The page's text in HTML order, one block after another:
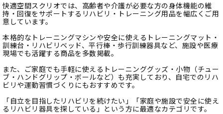
快適空間スクリオでは、高齢者や介護が必要な方の身体機能の維
持・回復をサポートするリハビリ・トレーニング用品を幅広くご用
意しています。
本格的なトレーニングマシンや安全に使えるトレーニングマット・
訓練台・リハビリベッド、平行棒・歩行訓練器具など、施設や医療
現場でも活躍する商品を多数掲載。
また、ご家庭でも手軽に使えるトレーニンググッズ・小物（チュー
ブ・ハンドグリップ・ボールなど）も充実しており、自宅でのリハ
ビリや運動習慣づくりにもおすすめです。
「自立を目指したリハビリを続けたい」「家庭や施設で安全に使え
るリハビリ器具を探している」という方に最適なカテゴリです。